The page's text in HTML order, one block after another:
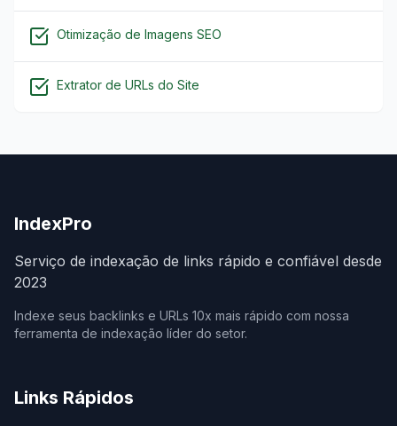
Otimização de Imagens SEO
Extrator de URLs do Site
IndexPro
Serviço de indexação de links rápido e confiável desde
2023
Indexe seus backlinks e URLs 10x mais rápido com nossa
ferramenta de indexação líder do setor.
Links Rápidos